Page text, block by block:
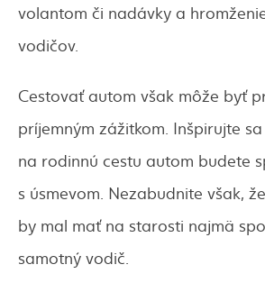
volantom či nadávky a
vodičov.
Cestovať autom však môže byť
príjemným zážitkom. Inšpirujte
na rodinnú cestu autom budete
s úsmevom. Nezabudnite však,
by mal mať na starosti najmä
samotný vodič.